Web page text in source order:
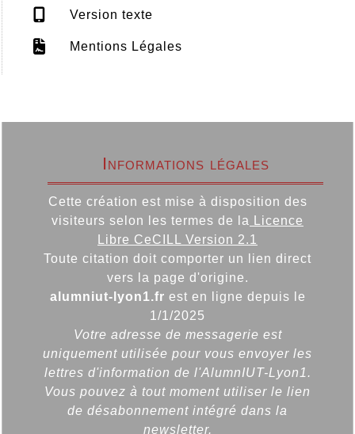
Version texte
Mentions Légales
Informations légales
Cette création est mise à disposition des
visiteurs selon les termes de la
Licence
Libre CeCILL Version 2.1
Toute citation doit comporter un lien direct
vers la page d'origine.
alumniut-lyon1.fr est en ligne depuis le
1/1/2025
Votre adresse de messagerie est
uniquement utilisée pour vous envoyer les
lettres d'information de l'AlumnIUT-Lyon1.
Vous pouvez à tout moment utiliser le lien
de désabonnement intégré dans la
newsletter.